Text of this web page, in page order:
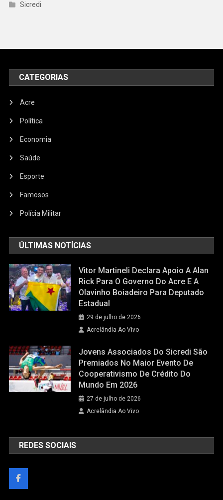
Sicredi
CATEGORIAS
Acre
Política
Economia
Saúde
Esporte
Famosos
Polícia Militar
ÚLTIMAS NOTÍCIAS
Vitor Martineli Declara Apoio A Alan
Rick Para O Governo Do Acre E A
Olavinho Boiadeiro Para Deputado
Estadual
29 de julho de 2026
Acrelândia Ao Vivo
Jovens Associados Do Sicredi São
Premiados No Maior Evento De
Cooperativismo De Crédito Do
Mundo Em 2026
27 de julho de 2026
Acrelândia Ao Vivo
REDES SOCIAIS